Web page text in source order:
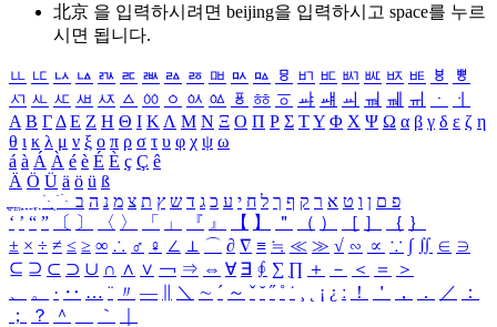
北京 을 입력하시려면 beijing을 입력하시고 space를 누르
시면 됩니다.
ㅥ ㅦ ㅧ ㅨ ㅩ ㅪ ㅫ ㅬ ㅭ ㅮ ㅯ ㅰ ㅱ ㅲ ㅳ ㅴ ㅵ ㅶ ㅷ ㅸ
ㅹ
ㅺ ㅻ ㅼ ㅽ ㅾ ㅿ ㆀ ㆁ ㆂ ㆃ ㆄ ㆅ ㆆ ㆇ ㆈ ㆉ ㆊ ㆋ ㆌ ㆍ
ㆎ
Α Β ΓΔ Ε Ζ Η Θ Ι ΚΛ Μ Ν Ξ Ο Π Ρ Σ ΤΥ Φ Χ Ψ Ω α β γ δ ε ζ η
θ ι κ λ μ ν ξ ο π ρ σ τ υ φ χ ψ ω
á à Á À é è É È ç Ç ê
Ä Ö Ü ä ö ü ß
ִֶֹ ֻּ ׁׂ פ ם ן ו ט א ר ק ף ך ל ח י ע כ ג ד ש ץ ת צ מ נ ה ב
‘ ’ “ ” 〔 〕 〈 〉 「 」 『 』 【 】 ＂ （ ） ［ ］ ｛ ｝
± × ÷ ≠ ≤ ≥ ∞ ∴ ♂ ♀ ∠ ⊥ ⌒ ∂ ∇ ≡ ≒ ≪ ≫ √ ∽ ∝ ∵ ∫ ∬ ∈ ∋
⊆ ⊇ ⊂ ⊃ ∪ ∩ ∧ ∨ ￢ ⇒ ⇔ ∀ ∃ ∮ ∑ ∏ ＋ － ＜ ＝
＞
、
。 · ‥ … ¨ 〃 ― ＼ ∼ ´ ～ ˇ ˘ ˝ ˚ ˙ ¸ ¡ ¿ ː ！ ＇ ， ． ／
：
；
？ ＾ ｀